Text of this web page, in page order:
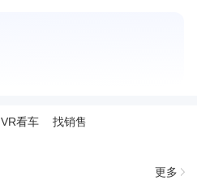
VR看车 找销售
更多